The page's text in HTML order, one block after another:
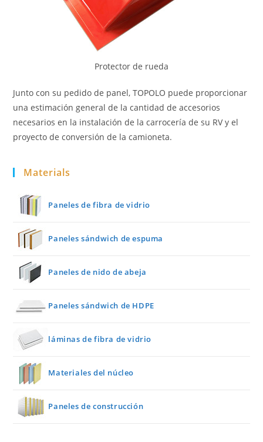
Protector de rueda
Junto con su pedido de panel, TOPOLO puede proporcionar
una estimación general de la cantidad de accesorios
necesarios en la instalación de la carrocería de su RV y el
proyecto de conversión de la camioneta.
Materials
Paneles de fibra de vidrio
Paneles sándwich de espuma
Paneles de nido de abeja
Paneles sándwich de HDPE
láminas de fibra de vidrio
Materiales del núcleo
Paneles de construcción